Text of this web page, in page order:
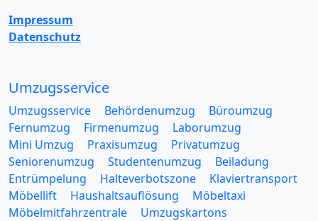
Impressum
Datenschutz
Umzugsservice
Umzugsservice Behördenumzug
Büroumzug
Fernumzug
Firmenumzug
Laborumzug
Mini Umzug
Praxisumzug
Privatumzug
Seniorenumzug
Studentenumzug
Beiladung
Entrümpelung
Halteverbotszone
Klaviertransport
Möbellift
Haushaltsauflösung
Möbeltaxi
Möbelmitfahrzentrale
Umzugskartons